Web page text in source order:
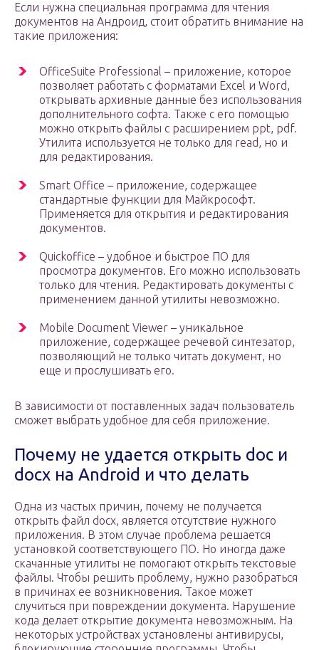
Если нужна специальная программа для чтения
документов на Андроид, стоит обратить внимание на
такие приложения:
OfficeSuite Professional – приложение, которое
позволяет работать с форматами Excel и Word,
открывать архивные данные без использования
дополнительного софта. Также с его помощью
можно открыть файлы с расширением ppt, pdf.
Утилита используется не только для read, но и
для редактирования.
Smart Office – приложение, содержащее
стандартные функции для Майкрософт.
Применяется для открытия и редактирования
документов.
Quickoffice – удобное и быстрое ПО для
просмотра документов. Его можно использовать
только для чтения. Редактировать документы с
применением данной утилиты невозможно.
Mobile Document Viewer – уникальное
приложение, содержащее речевой синтезатор,
позволяющий не только читать документ, но
еще и прослушивать его.
В зависимости от поставленных задач пользователь
сможет выбрать удобное для себя приложение.
Почему не удается открыть doc и
docx на Android и что делать
Одна из частых причин, почему не получается
открыть файл docx, является отсутствие нужного
приложения. В этом случае проблема решается
установкой соответствующего ПО. Но иногда даже
скачанные утилиты не помогают открыть текстовые
файлы. Чтобы решить проблему, нужно разобраться
в причинах ее возникновения. Такое может
случиться при повреждении документа. Нарушение
кода делает открытие документа невозможным. На
некоторых устройствах установлены антивирусы,